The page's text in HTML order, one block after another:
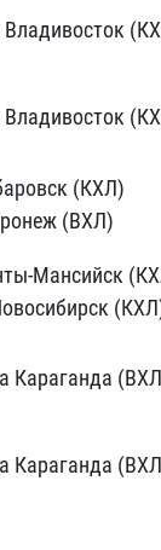
(КХЛ)
(ВХЛ)
Мансийск
Караганда
Караганда